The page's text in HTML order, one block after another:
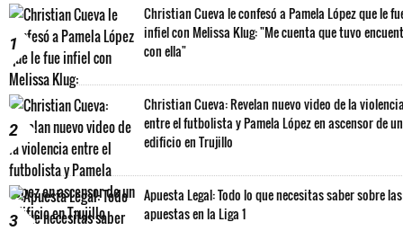
1
Christian Cueva le confesó a Pamela López que le
infiel con Melissa Klug: "Me cuenta que tuvo
con ella"
2
Christian Cueva: Revelan nuevo video de la
entre el futbolista y Pamela López en ascensor de un
edificio en Trujillo
3
Apuesta Legal: Todo lo que necesitas saber sobre las
apuestas en la Liga 1